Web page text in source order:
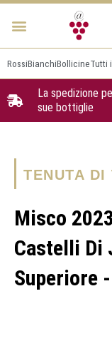
Vai
Menu
RossiBianchiBollicineTutti
La spedizione
sue bottiglie
TENUTA DI
Misco
Castelli Di
Superiore